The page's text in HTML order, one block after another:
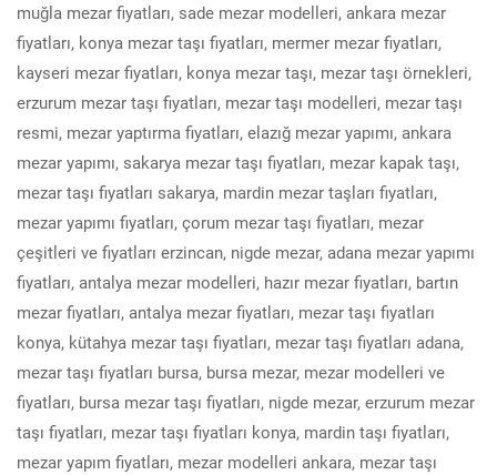
muğla mezar fiyatları, sade mezar modelleri, ankara mezar
fiyatları, konya mezar taşı fiyatları, mermer mezar fiyatları,
kayseri mezar fiyatları, konya mezar taşı, mezar taşı örnekleri,
erzurum mezar taşı fiyatları, mezar taşı modelleri, mezar taşı
resmi, mezar yaptırma fiyatları, elazığ mezar yapımı, ankara
mezar yapımı, sakarya mezar taşı fiyatları, mezar kapak taşı,
mezar taşı fiyatları sakarya, mardin mezar taşları fiyatları,
mezar yapımı fiyatları, çorum mezar taşı fiyatları, mezar
çeşitleri ve fiyatları erzincan, nigde mezar, adana mezar yapımı
fiyatları, antalya mezar modelleri, hazır mezar fiyatları, bartın
mezar fiyatları, antalya mezar fiyatları, mezar taşı fiyatları
konya, kütahya mezar taşı fiyatları, mezar taşı fiyatları adana,
mezar taşı fiyatları bursa, bursa mezar, mezar modelleri ve
fiyatları, bursa mezar taşı fiyatları, nigde mezar, erzurum mezar
taşı fiyatları, mezar taşı fiyatları konya, mardin taşı fiyatları,
mezar yapım fiyatları, mezar modelleri ankara, mezar taşı